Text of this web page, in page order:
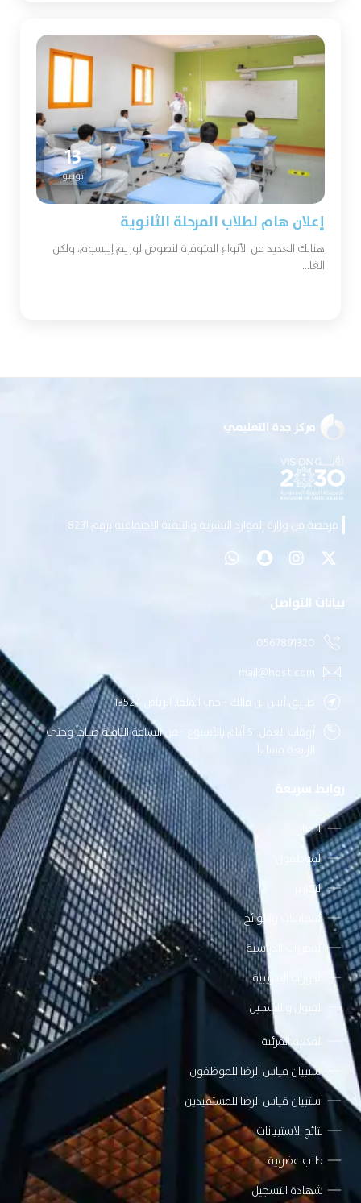
13
يونيو
إعلان هام لطلاب المرحلة الثانوية
هنالك العديد من الأنواع المتوفرة لنصوص لوريم إيبسوم، ولكن
الغا...
مرخصة من وزارة الموارد البشرية والتنمية الاجتماعية برقم 8231
بيانات التواصل
0567891320
mail@host.com
طريق أنس بن مالك - حي الملقا, الرياض 13524
أوقات العمل: 5 أيام بالأسبوع - من الساعة الثامنة صباحاً وحتى
الرابعة مساءاً.
روابط سريعة
الأخبار
الموظفون
التقارير
السياسات واللوائح
المقررات الدراسية
الدورات التدريبية
القبول والتسجيل
المكتبة المرئية
استبيان قياس الرضا للموظفون
استبيان قياس الرضا للمستفيدين
نتائج الاستبيانات
طلب عضوية
شهادة التسجيل